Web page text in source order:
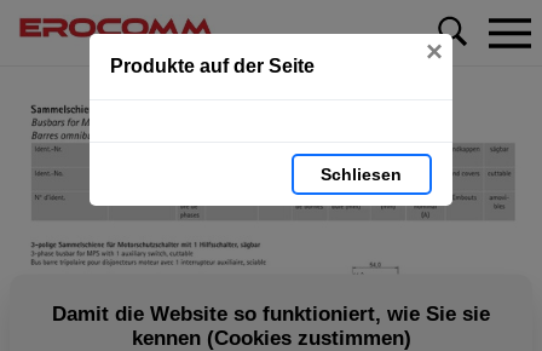
Produkte auf der Seite ×
Schliesen
Damit die Website so funktioniert, wie Sie sie
kennen (Cookies zustimmen)